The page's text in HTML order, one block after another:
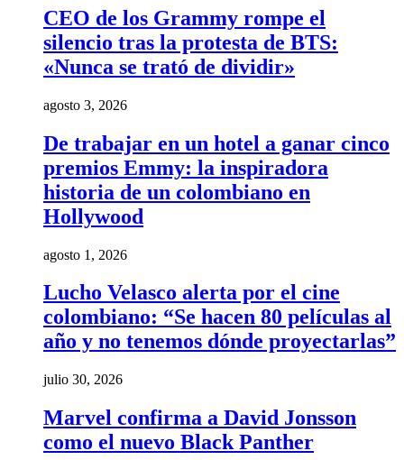
CEO de los Grammy rompe el
silencio tras la protesta de BTS:
«Nunca se trató de dividir»
agosto 3, 2026
De trabajar en un hotel a ganar cinco
premios Emmy: la inspiradora
historia de un colombiano en
Hollywood
agosto 1, 2026
Lucho Velasco alerta por el cine
colombiano: “Se hacen 80 películas al
año y no tenemos dónde proyectarlas”
julio 30, 2026
Marvel confirma a David Jonsson
como el nuevo Black Panther